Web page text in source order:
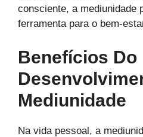
consciente, a mediunidade
ferramenta para o bem-
Benefícios Do
Mediunidade
Na vida pessoal, a